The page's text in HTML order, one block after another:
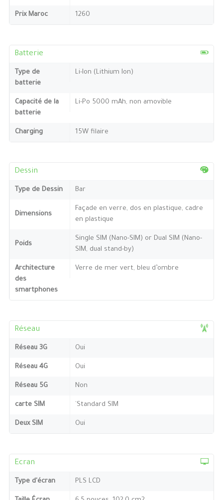
Prix Maroc 1260
Batterie
Type de
batterie
Li-Ion (Lithium Ion)
Capacité de la
batterie
Li-Po 5000 mAh, non amovible
Charging 15W filaire
Dessin
Type de Dessin Bar
Dimensions
Façade en verre, dos en plastique, cadre
en plastique
Poids
Single SIM (Nano-SIM) or Dual SIM (Nano-
SIM, dual stand-by)
Architecture
des
smartphones
Verre de mer vert, bleu d’ombre
Réseau
Réseau 3G Oui
Réseau 4G Oui
Réseau 5G Non
carte SIM `Standard SIM
Deux SIM Oui
Ecran
Type d'écran PLS LCD